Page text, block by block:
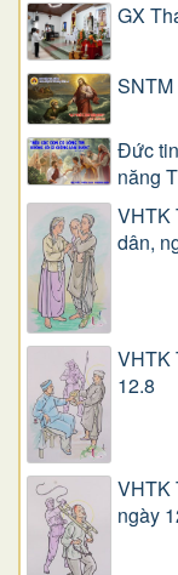
GX
Đức
năng
VHTK
dân,
VHTK
12.8
VHTK
ngày